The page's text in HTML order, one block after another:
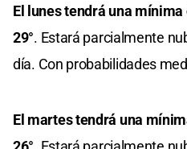
El lunes tendrá una mínima
29°. Estará parcialmente
día. Con probabilidades
El martes tendrá una